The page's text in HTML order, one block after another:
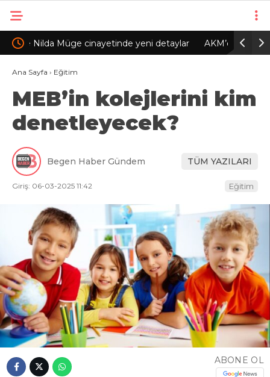
AKM’de caz konserleri başlıyor
Ana Sayfa › Eğitim
MEB’in kolejlerini kim
denetleyecek?
Begen Haber Gündem TÜM YAZILARI
Giriş: 06-03-2025 11:42 Eğitim
ABONE OL